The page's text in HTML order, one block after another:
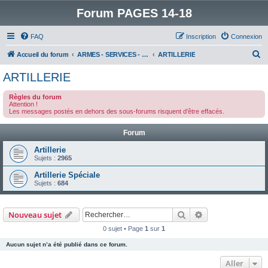
Forum PAGES 14-18
FAQ Connexion
Inscription
Accueil du forum ARMES - SERVICES - UNITES : historiques & discussions ARTILLERIE
r
c
e
ARTILLERIE
Règles du forum
Attention !
Les messages postés en dehors des sous-forums risquent d'être effacés.
Forum
Artillerie
Sujets : 2965
Artillerie Spéciale
Sujets : 684
Nouveau sujet Rechercher
0 sujet • Page 1 sur 1
Aucun sujet n’a été publié dans ce forum.
Aller